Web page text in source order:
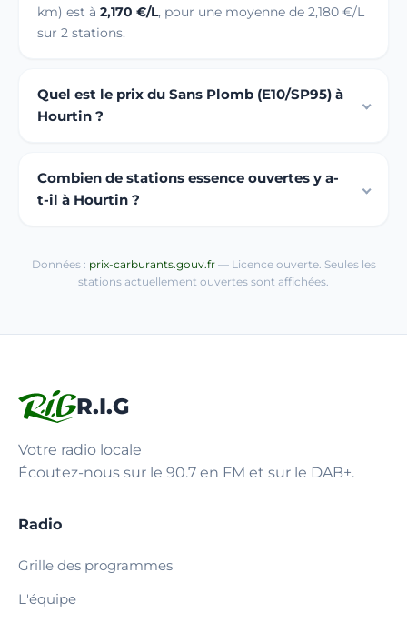
km) est à 2,170 €/L, pour une moyenne de 2,180 €/L
sur 2 stations.
Quel est le prix du Sans Plomb (E10/SP95) à
Hourtin ?
Combien de stations essence ouvertes y a-
t-il à Hourtin ?
Données : prix-carburants.gouv.fr— Licence ouverte. Seules les
stations actuellement ouvertes sont affichées.
R.I.G
Votre radio locale
Écoutez-nous sur le 90.7 en FM et sur le DAB+.
Radio
Grille des programmes
L'équipe